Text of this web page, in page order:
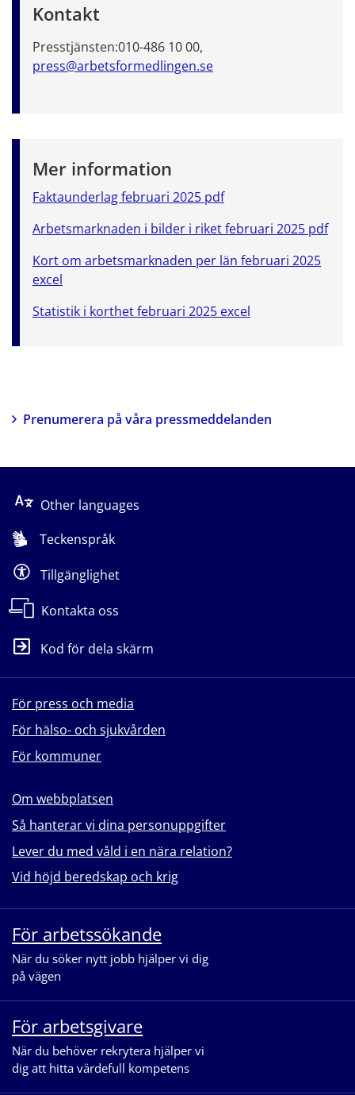
Kontakt
Presstjänsten:010-486 10 00,
press@arbetsformedlingen.se
Mer information
Faktaunderlag februari 2025 pdf
Arbetsmarknaden i bilder i riket februari 2025 pdf
Kort om arbetsmarknaden per län februari 2025
excel
Statistik i korthet februari 2025 excel
Prenumerera på våra pressmeddelanden
Other languages
Teckenspråk
Tillgänglighet
Kontakta oss
Kod för dela skärm
För press och media
För hälso- och sjukvården
För kommuner
Om webbplatsen
Så hanterar vi dina personuppgifter
Lever du med våld i en nära relation?
Vid höjd beredskap och krig
För arbetssökande
När du söker nytt jobb hjälper vi dig
på vägen
För arbetsgivare
När du behöver rekrytera hjälper vi
dig att hitta värdefull kompetens